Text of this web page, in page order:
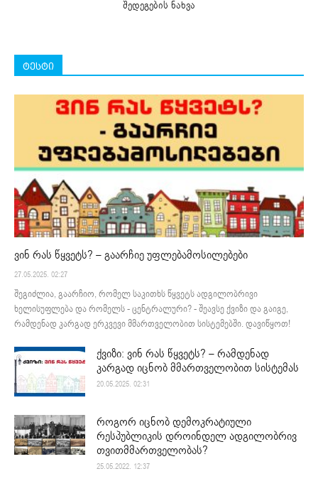
შედეგების ნახვა
ტესტი
ვინ რას წყვეტს? – გაარჩიე უფლებამოსილებები
27.05.2025. 02:27
შეგიძლია, გაარჩიო, რომელ საკითხს წყვეტს ადგილობრივი
ხელისუფლება და რომელს - ცენტრალური? - შეავსე ქვიზი და გაიგე,
რამდენად კარგად ერკვევი მმართველობით სისტემებში. დავიწყოთ!
ქვიზი: ვინ რას წყვეტს? – რამდენად
კარგად იცნობ მმართველობით სისტემას
20.05.2025. 02:31
როგორ იცნობ დემოკრატიული
რესპუბლიკის დროინდელ ადგილობრივ
თვითმმართველობას?
25.05.2022. 12:37